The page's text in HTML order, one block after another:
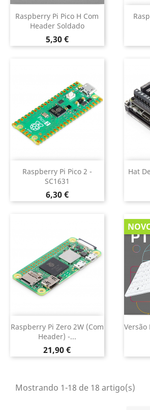
Raspberry Pi Pico H Com
Header Soldado
Preço
5,30 €
Raspberry Pi Pico 2 -
SC1631
Preço
6,30 €
Hat
Raspberry Pi Zero 2W (com
Header) -...
Preço
21,90 €
Versão
Mostrando 1-18 de 18 artigo(s)